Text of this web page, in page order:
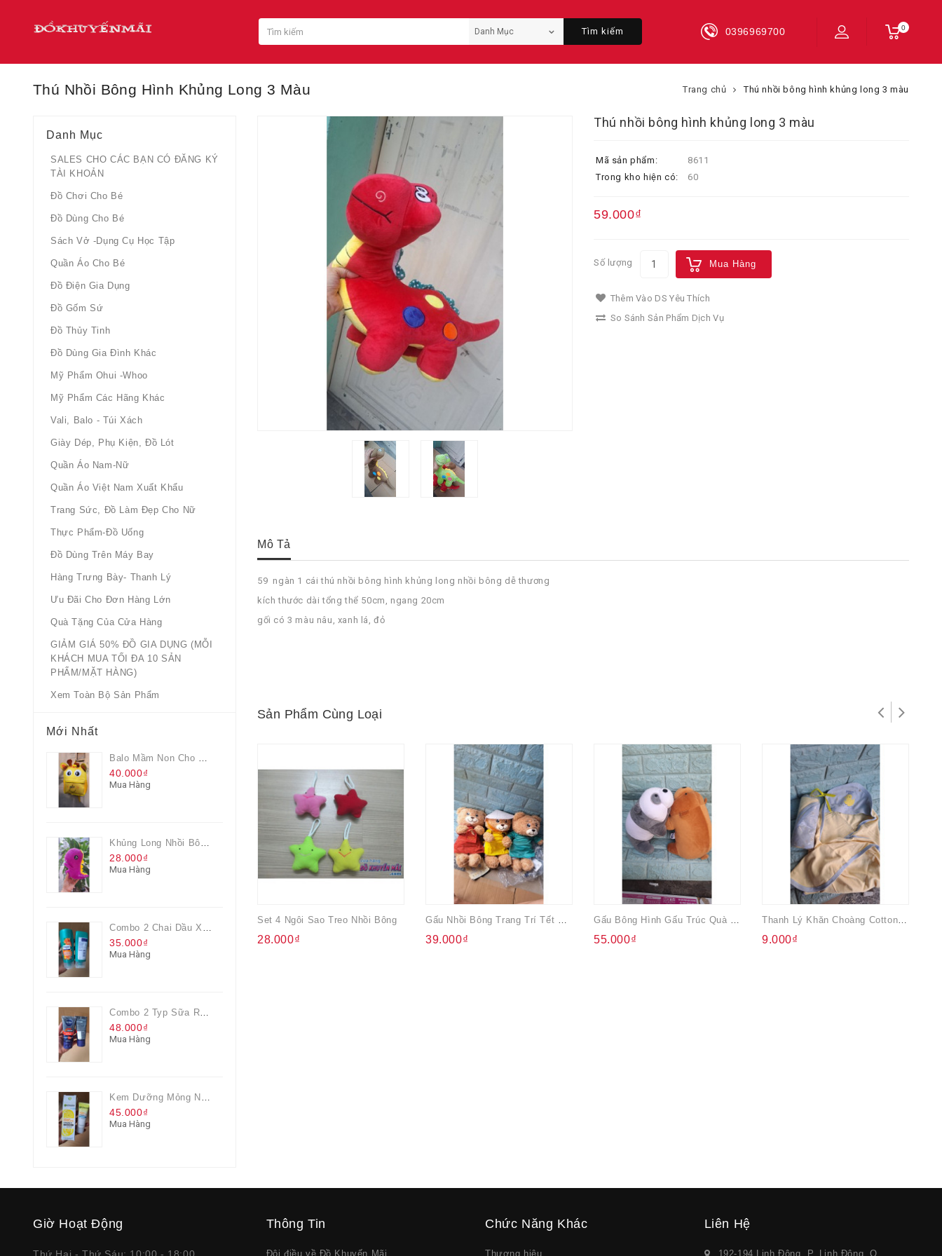
0
0396969700
Tìm kiếm
Thú Nhồi Bông Hình Khủng Long 3 Màu Trang chủ Thú nhồi bông hình khủng long 3 màu
Danh Mục
SALES CHO CÁC BẠN CÓ ĐĂNG KÝ
TÀI KHOẢN
Đồ Chơi Cho Bé
Đồ Dùng Cho Bé
Sách Vở -dụng Cụ Học Tập
Quần Áo Cho Bé
Đồ Điện Gia Dụng
Đồ Gốm Sứ
Đồ Thủy Tinh
Đồ Dùng Gia Đình Khác
Mỹ Phẩm Ohui -whoo
Mỹ Phẩm Các Hãng Khác
Vali, Balo - Túi Xách
Giày Dép, Phụ Kiện, Đồ Lót
Quần Áo Nam-Nữ
Quần Áo Việt Nam Xuất Khẩu
Trang Sức, Đồ Làm Đẹp Cho Nữ
Thực Phẩm-Đồ Uống
Đồ Dùng Trên Máy Bay
Hàng Trưng Bày- Thanh Lý
Ưu Đãi Cho Đơn Hàng Lớn
Quà Tặng Của Cửa Hàng
GIẢM GIÁ 50% ĐỒ GIA DỤNG (MỖI
KHÁCH MUA TỐI ĐA 10 SẢN
PHẨM/MẶT HÀNG)
Xem Toàn Bộ Sản Phẩm
Mới Nhất
Balo Mầm Non Cho Bé Grow Màu Vàng
40.000₫
Mua Hàng
Khủng Long Nhồi Bông Cho Bé Chơi Màu Tím
28.000₫
Mua Hàng
Combo 2 Chai Dầu Xả Rejoice 3IN1 Siêu Mềm Mượt Chai 60ML
35.000₫
Mua Hàng
Combo 2 Typ Sữa Rửa Mặt Nivea Men Giúp Giảm Mụn, Giảm Hư Tổn Da
48.000₫
Mua Hàng
Kem Dưỡng Mỏng Nhẹ Cấp Ẩm & Sáng Da Vitamin C 20ml
45.000₫
Mua Hàng
Thú nhồi bông hình khủng long 3 màu
Mã sản phẩm:
8611
Trong kho hiện có:
60
59.000₫
Số lượng Mua Hàng
Thêm Vào DS Yêu Thích
So Sánh Sản Phẩm Dịch Vụ
Mô Tả
59 ngàn 1 cái thú nhồi bông hình khủng long nhồi bông dễ thương
kích thước dài tổng thể 50cm, ngang 20cm
gối có 3 màu nâu, xanh lá, đỏ
Sản Phẩm Cùng Loại
Set 4 Ngôi Sao Treo Nhồi Bông
28.000₫ 39.000₫ 55.000₫ 9.000₫
Giờ Hoạt Động Thông Tin
Đôi điều về Đồ Khuyến Mãi
Chức Năng Khác
Thương hiệu
Liên Hệ
192-194 Linh Đông, P. Linh Đông, Q.